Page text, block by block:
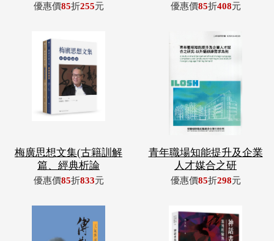
優惠價85折255元 優惠價85折408元
梅廣思想文集(古籍訓解
篇、經典析論
優惠價85折833元
青年職場知能提升及企業
人才媒合之研
優惠價85折298元